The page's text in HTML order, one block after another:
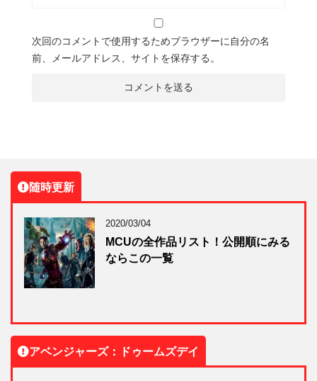
次回のコメントで使用するためブラウザーに自分の名
前、メールアドレス、サイトを保存する。
随時更新
2020/03/04
MCUの全作品リスト！公開順にみる
ならこの一覧
アベンジャーズ：ドゥームズデイ